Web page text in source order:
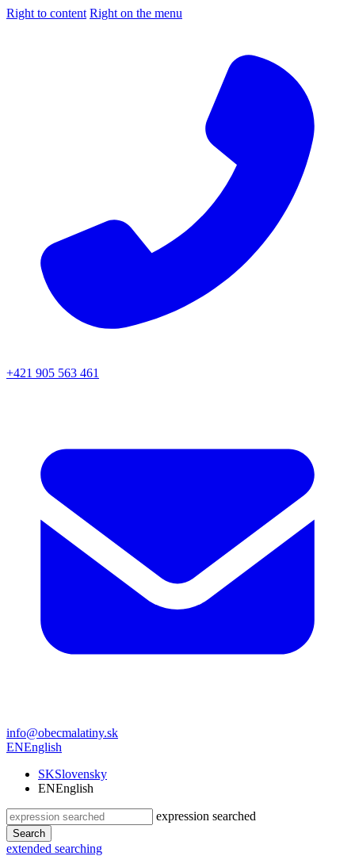
Right to content Right on the menu
+421 905 563 461
info@obecmalatiny.sk
ENEnglish
SKSlovensky
ENEnglish
expression searched
Search
extended searching